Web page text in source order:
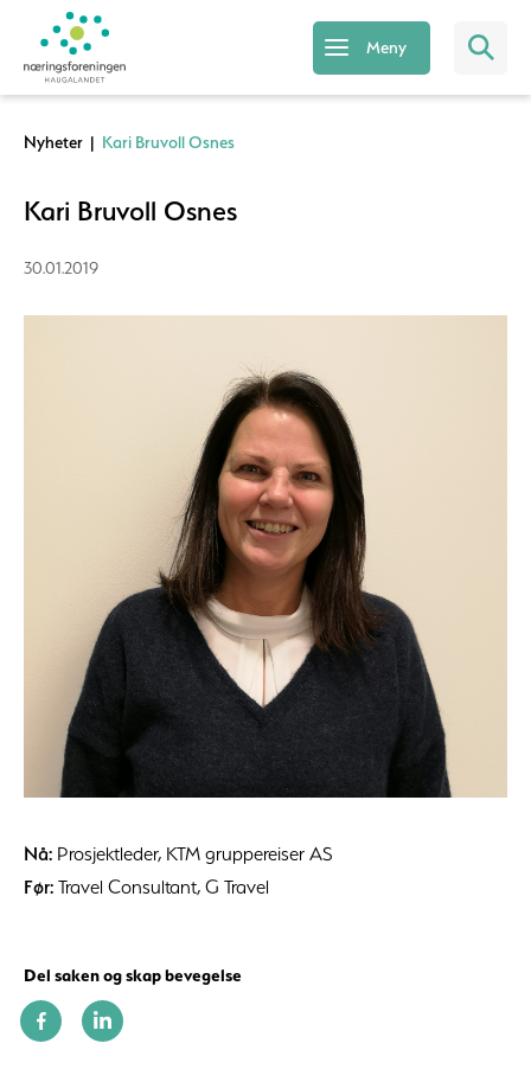
Meny
Nyheter | Kari Bruvoll Osnes
Kari Bruvoll Osnes
30.01.2019
Nå: Prosjektleder, KTM gruppereiser AS
Før: Travel Consultant, G Travel
Del saken og skap bevegelse